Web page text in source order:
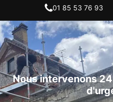
01 85 53 76 93
Nous intervenons